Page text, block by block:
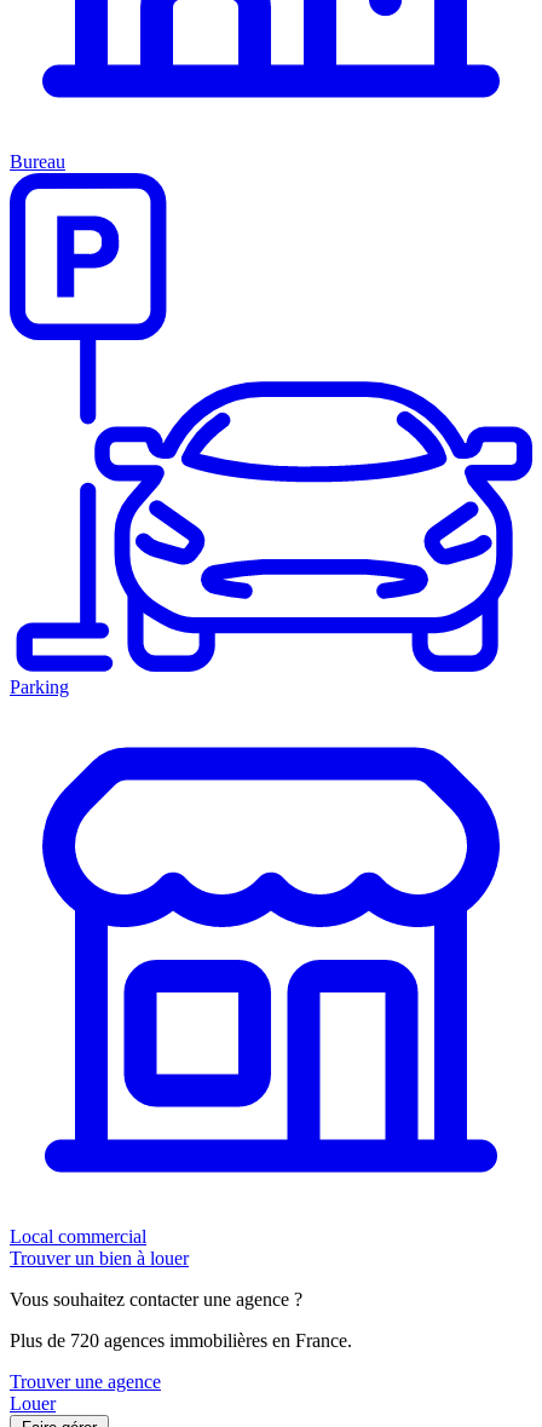
Bureau
Parking
Local commercial
Trouver un bien à louer
Vous souhaitez contacter une agence ?
Plus de 720 agences immobilières en France.
Trouver une agence
Louer